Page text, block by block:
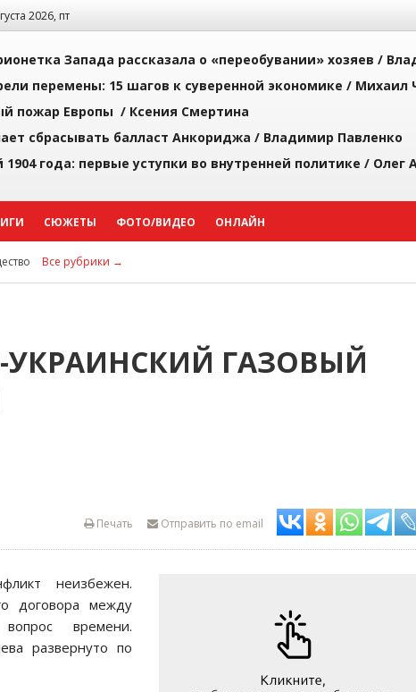
2026, пт
Запада рассказала о «переобувании» хозяев /
перемены: 15 шагов к суверенной экономике / Михаил
пожар Европы / Ксения Смертина
сбрасывать балласт Анкориджа / Владимир Павленко
1904 года: первые уступки во внутренней политике / Олег
СЮЖЕТЫ ФОТО/ВИДЕО ОНЛАЙН
Все рубрики →
ГАЗОВЫЙ
Отправить по email
Печать
неизбежен.
договора между
времени.
развернуто по